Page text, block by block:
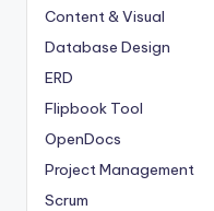
Content & Visual
Database Design
ERD
Flipbook Tool
OpenDocs
Project Management
Scrum